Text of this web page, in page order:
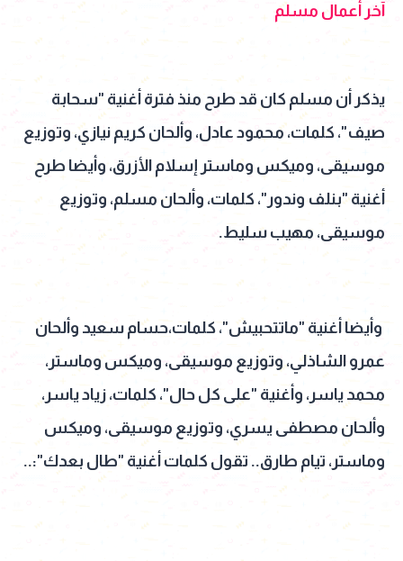
آخر أعمال مسلم
يذكر أن مسلم كان قد طرح منذ فترة أغنية "سحابة
صيف"، كلمات، محمود عادل، وألحان كريم نيازي، وتوزيع
موسيقى، وميكس وماستر إسلام الأزرق، وأيضا طرح
أغنية "بنلف وندور"، كلمات، وألحان مسلم، وتوزيع
موسيقى، مهيب سليط.
وأيضا أغنية "ماتتحبيش"، كلمات،حسام سعيد وألحان
عمرو الشاذلي، وتوزيع موسيقى، وميكس وماستر،
محمد ياسر، وأغنية "على كل حال"، كلمات، زياد ياسر،
وألحان مصطفى يسري، وتوزيع موسيقى، وميكس
وماستر، تيام طارق.. تقول كلمات أغنية "طال بعدك":..